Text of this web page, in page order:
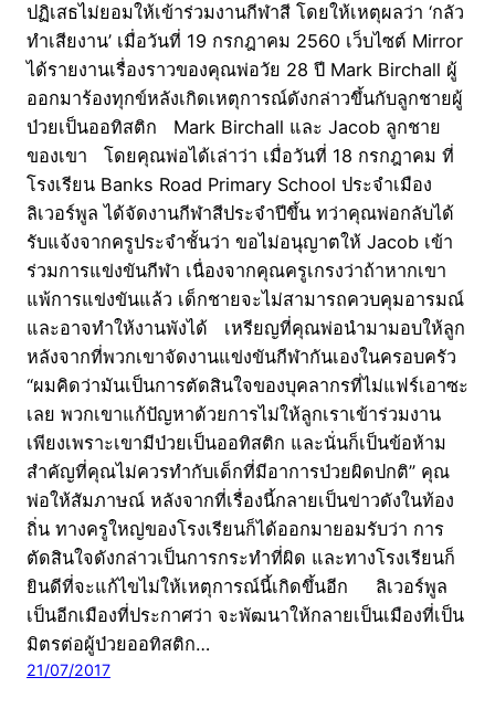
ปฏิเสธไม่ยอมให้เข้าร่วมงานกีฬาสี โดยให้เหตุผลว่า ‘กลัว
ทำเสียงาน’ เมื่อวันที่ 19 กรกฎาคม 2560 เว็บไซต์ Mirror
ได้รายงานเรื่องราวของคุณพ่อวัย 28 ปี Mark Birchall ผู้
ออกมาร้องทุกข์หลังเกิดเหตุการณ์ดังกล่าวขึ้นกับลูกชายผู้
ป่วยเป็นออทิสติก Mark Birchall และ Jacob ลูกชาย
ของเขา โดยคุณพ่อได้เล่าว่า เมื่อวันที่ 18 กรกฎาคม ที่
โรงเรียน Banks Road Primary School ประจำเมือง
ลิเวอร์พูล ได้จัดงานกีฬาสีประจำปีขึ้น ทว่าคุณพ่อกลับได้
รับแจ้งจากครูประจำชั้นว่า ขอไม่อนุญาตให้ Jacob เข้า
ร่วมการแข่งขันกีฬา เนื่องจากคุณครูเกรงว่าถ้าหากเขา
แพ้การแข่งขันแล้ว เด็กชายจะไม่สามารถควบคุมอารมณ์
และอาจทำให้งานพังได้ เหรียญที่คุณพ่อนำมามอบให้ลูก
หลังจากที่พวกเขาจัดงานแข่งขันกีฬากันเองในครอบครัว
“ผมคิดว่ามันเป็นการตัดสินใจของบุคลากรที่ไม่แฟร์เอาซะ
เลย พวกเขาแก้ปัญหาด้วยการไม่ให้ลูกเราเข้าร่วมงาน
เพียงเพราะเขามีป่วยเป็นออทิสติก และนั่นก็เป็นข้อห้าม
สำคัญที่คุณไม่ควรทำกับเด็กที่มีอาการป่วยผิดปกติ” คุณ
พ่อให้สัมภาษณ์ หลังจากที่เรื่องนี้กลายเป็นข่าวดังในท้อง
ถิ่น ทางครูใหญ่ของโรงเรียนก็ได้ออกมายอมรับว่า การ
ตัดสินใจดังกล่าวเป็นการกระทำที่ผิด และทางโรงเรียนก็
ยินดีที่จะแก้ไขไม่ให้เหตุการณ์นี้เกิดขึ้นอีก ลิเวอร์พูล
เป็นอีกเมืองที่ประกาศว่า จะพัฒนาให้กลายเป็นเมืองที่เป็น
มิตรต่อผู้ป่วยออทิสติก…
21/07/2017